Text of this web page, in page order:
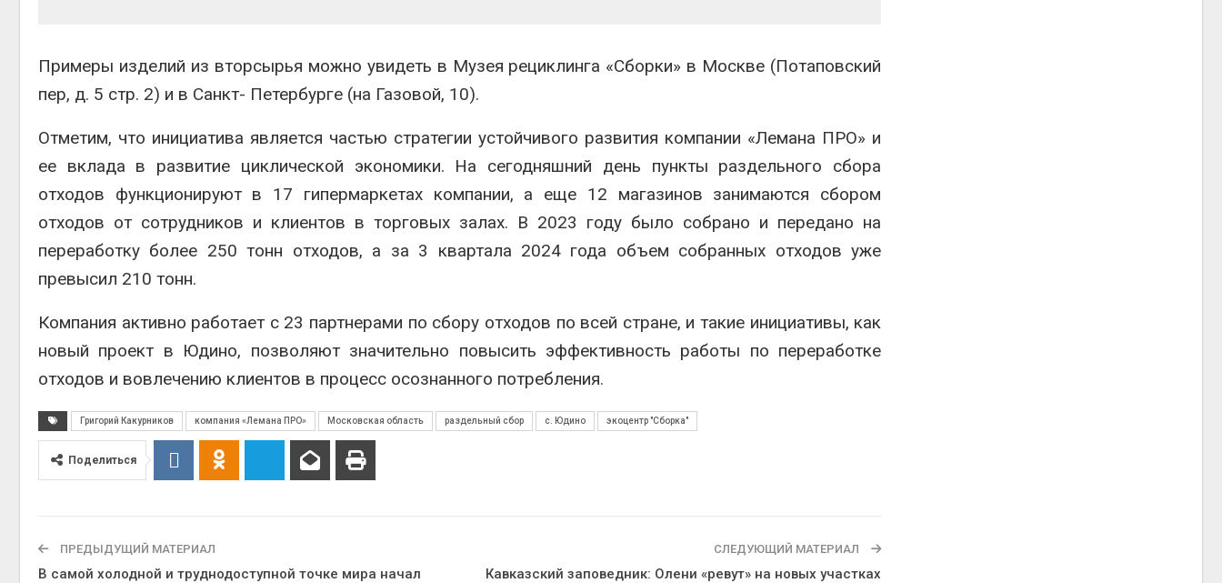
Примеры изделий из вторсырья можно увидеть в Музея рециклинга «Сборки» в Москве (Потаповский
пер, д. 5 стр. 2) и в Санкт- Петербурге (на Газовой, 10).
Отметим, что инициатива является частью стратегии устойчивого развития компании «Лемана ПРО» и
ее вклада в развитие циклической экономики. На сегодняшний день пункты раздельного сбора
отходов функционируют в 17 гипермаркетах компании, а еще 12 магазинов занимаются сбором
отходов от сотрудников и клиентов в торговых залах. В 2023 году было собрано и передано на
переработку более 250 тонн отходов, а за 3 квартала 2024 года объем собранных отходов уже
превысил 210 тонн.
Компания активно работает с 23 партнерами по сбору отходов по всей стране, и такие инициативы, как
новый проект в Юдино, позволяют значительно повысить эффективность работы по переработке
отходов и вовлечению клиентов в процесс осознанного потребления.
Григорий Какурников компания «Лемана ПРО» Московская область раздельный сбор с. Юдино экоцентр "Сборка"
Поделиться
ПРЕДЫДУЩИЙ МАТЕРИАЛ
В самой холодной и труднодоступной точке мира начал
СЛЕДУЮЩИЙ МАТЕРИАЛ
Кавказский заповедник: Олени «ревут» на новых участках